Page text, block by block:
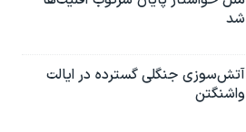
شد
آتش‌سوزی جنگلی گسترده در ایالت
واشنگتن